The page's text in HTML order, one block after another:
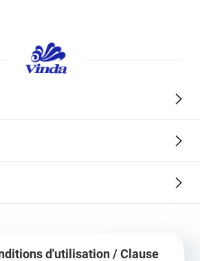
d'utilisation / Clause